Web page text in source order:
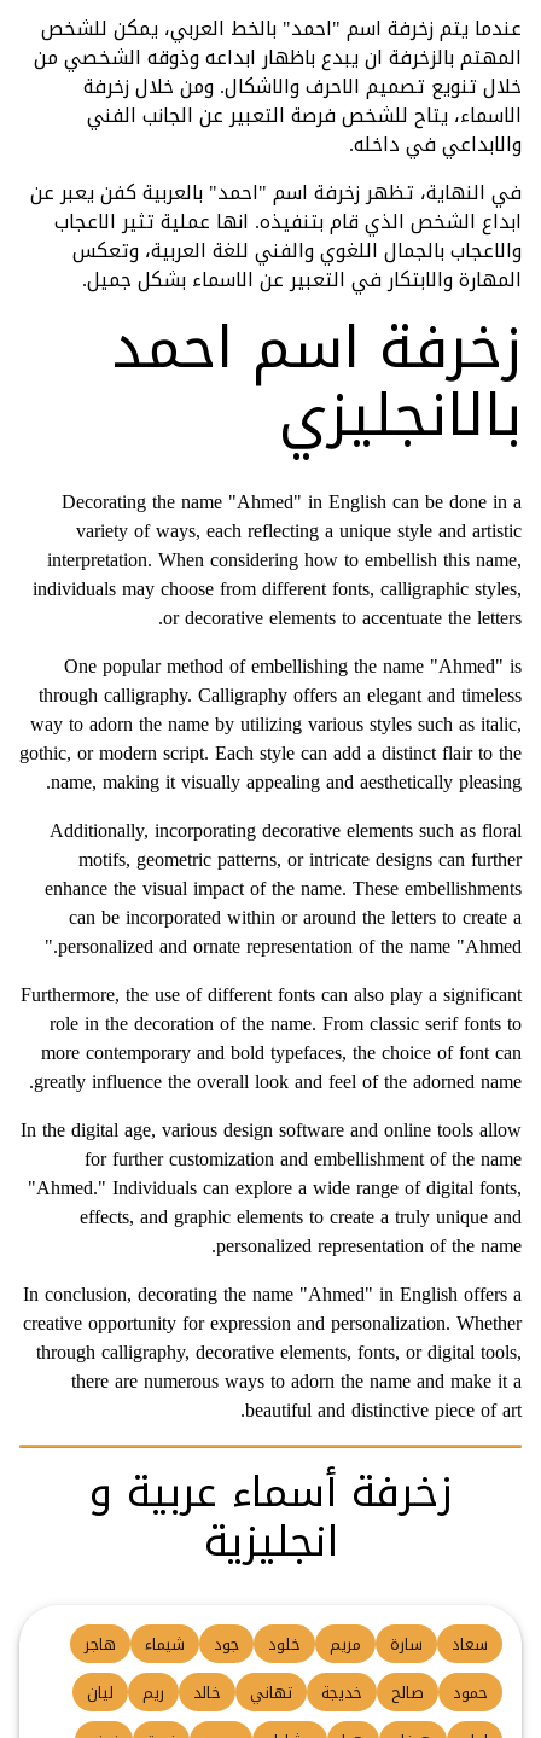
عندما يتم زخرفة اسم "احمد" بالخط العربي، يمكن للشخص
المهتم بالزخرفة ان يبدع باظهار ابداعه وذوقه الشخصي من
خلال تنويع تصميم الاحرف والاشكال. ومن خلال زخرفة
الاسماء، يتاح للشخص فرصة التعبير عن الجانب الفني
والابداعي في داخله.
في النهاية، تظهر زخرفة اسم "احمد" بالعربية كفن يعبر عن
ابداع الشخص الذي قام بتنفيذه. انها عملية تثير الاعجاب
والاعجاب بالجمال اللغوي والفني للغة العربية، وتعكس
المهارة والابتكار في التعبير عن الاسماء بشكل جميل.
زخرفة اسم احمد
بالانجليزي
Decorating the name "Ahmed" in English can be done in a
variety of ways, each reflecting a unique style and artistic
interpretation. When considering how to embellish this name,
individuals may choose from different fonts, calligraphic styles,
or decorative elements to accentuate the letters.
One popular method of embellishing the name "Ahmed" is
through calligraphy. Calligraphy offers an elegant and timeless
way to adorn the name by utilizing various styles such as italic,
gothic, or modern script. Each style can add a distinct flair to the
name, making it visually appealing and aesthetically pleasing.
Additionally, incorporating decorative elements such as floral
motifs, geometric patterns, or intricate designs can further
enhance the visual impact of the name. These embellishments
can be incorporated within or around the letters to create a
personalized and ornate representation of the name "Ahmed."
Furthermore, the use of different fonts can also play a significant
role in the decoration of the name. From classic serif fonts to
more contemporary and bold typefaces, the choice of font can
greatly influence the overall look and feel of the adorned name.
In the digital age, various design software and online tools allow
for further customization and embellishment of the name
"Ahmed." Individuals can explore a wide range of digital fonts,
effects, and graphic elements to create a truly unique and
personalized representation of the name.
In conclusion, decorating the name "Ahmed" in English offers a
creative opportunity for expression and personalization. Whether
through calligraphy, decorative elements, fonts, or digital tools,
there are numerous ways to adorn the name and make it a
beautiful and distinctive piece of art.
زخرفة أسماء عربية و
انجليزية
سعاد سارة مريم خلود جود شيماء
هاجر
حمود
صالح خديجة تهاني خالد ريم
ليان